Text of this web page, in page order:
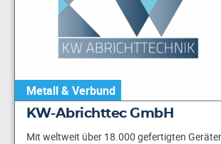
Metall & Verbund
KW-Abrichttec GmbH
Mit weltweit über 18.000 gefertigten